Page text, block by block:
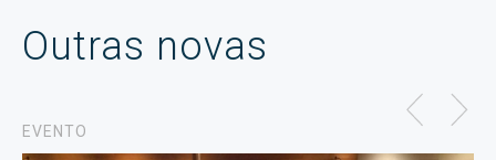
Outras novas
EVENTO